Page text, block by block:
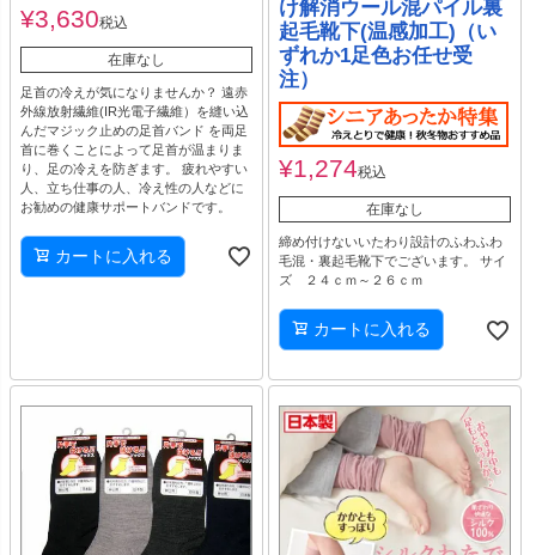
¥3,630税込
在庫なし
足首の冷えが気になりませんか？ 遠赤
外線放射繊維(IR光電子繊維）を縫い込
んだマジック止めの足首バンド を両足
首に巻くことによって足首が温まりま
り、足の冷えを防ぎます。 疲れやすい
人、立ち仕事の人、冷え性の人などに
お勧めの健康サポートバンドです。
カートに入れる
け解消ウール混パイル裏
起毛靴下(温感加工)（い
ずれか1足色お任せ受
注）
¥1,274税込
在庫なし
締め付けないいたわり設計のふわふわ
毛混・裏起毛靴下でございます。 サイ
ズ ２４ｃｍ～２６ｃｍ
カートに入れる